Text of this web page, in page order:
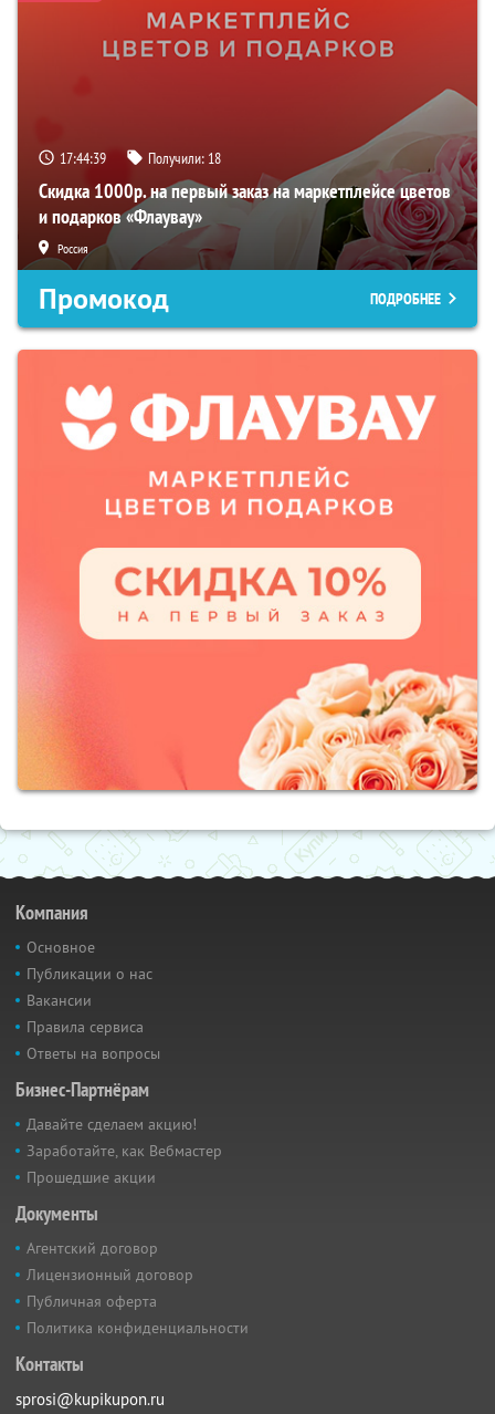
17:44:38 Получили: 18
Скидка 1000р. на первый заказ на маркетплейсе цветов
и подарков «Флаувау»
Россия
Промокод ПОДРОБНЕЕ
Компания
Основное
Публикации о нас
Вакансии
Правила сервиса
Ответы на вопросы
Бизнес-Партнёрам
Давайте сделаем акцию!
Заработайте, как Вебмастер
Прошедшие акции
Документы
Агентский договор
Лицензионный договор
Публичная оферта
Политика конфиденциальности
Контакты
sprosi@kupikupon.ru